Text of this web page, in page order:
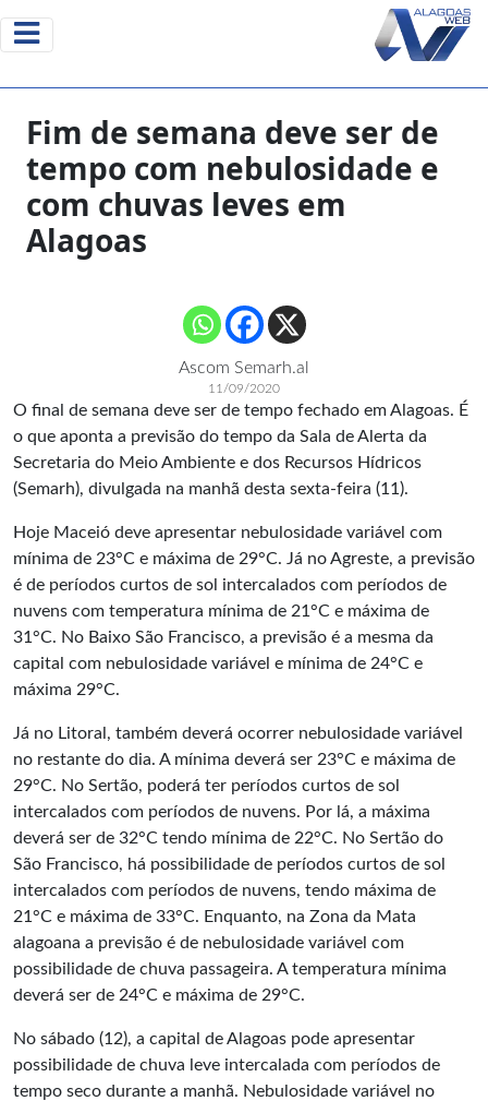
Fim de semana deve ser de
tempo com nebulosidade e
com chuvas leves em
Alagoas
Ascom Semarh.al
11/09/2020
O final de semana deve ser de tempo fechado em Alagoas. É
o que aponta a previsão do tempo da Sala de Alerta da
Secretaria do Meio Ambiente e dos Recursos Hídricos
(Semarh), divulgada na manhã desta sexta-feira (11).
Hoje Maceió deve apresentar nebulosidade variável com
mínima de 23°C e máxima de 29°C. Já no Agreste, a previsão
é de períodos curtos de sol intercalados com períodos de
nuvens com temperatura mínima de 21°C e máxima de
31°C. No Baixo São Francisco, a previsão é a mesma da
capital com nebulosidade variável e mínima de 24°C e
máxima 29°C.
Já no Litoral, também deverá ocorrer nebulosidade variável
no restante do dia. A mínima deverá ser 23°C e máxima de
29°C. No Sertão, poderá ter períodos curtos de sol
intercalados com períodos de nuvens. Por lá, a máxima
deverá ser de 32°C tendo mínima de 22°C. No Sertão do
São Francisco, há possibilidade de períodos curtos de sol
intercalados com períodos de nuvens, tendo máxima de
21°C e máxima de 33°C. Enquanto, na Zona da Mata
alagoana a previsão é de nebulosidade variável com
possibilidade de chuva passageira. A temperatura mínima
deverá ser de 24°C e máxima de 29°C.
No sábado (12), a capital de Alagoas pode apresentar
possibilidade de chuva leve intercalada com períodos de
tempo seco durante a manhã. Nebulosidade variável no